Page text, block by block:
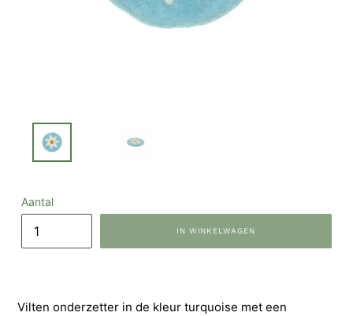
Aantal
IN WINKELWAGEN
Vilten onderzetter in de kleur turquoise met een